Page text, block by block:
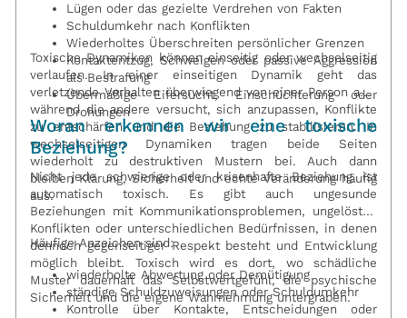
Lügen oder das gezielte Verdrehen von Fakten
Schuldumkehr nach Konflikten
Wiederholtes Überschreiten persönlicher Grenzen
Kontaktentzug, Schweigen oder passive Aggression
als Bestrafung
Übermäßige Eifersucht, Einschüchterung oder
Drohungen
Toxische Dynamiken können einseitig oder wechselseitig
verlaufen. In einer einseitigen Dynamik geht das
verletzende Verhalten überwiegend von einer Person aus,
während die andere versucht, sich anzupassen, Konflikte
zu entschärfen und die Beziehung zu stabilisieren. In
wechselseitigen Dynamiken tragen beide Seiten
wiederholt zu destruktiven Mustern bei. Auch dann
bleiben Klärung, Sicherheit und echte Veränderung häufig
aus.
Woran erkennen wir eine toxische
Beziehung?
Nicht jede schwierige oder krisenhafte Beziehung ist
automatisch toxisch. Es gibt auch ungesunde
Beziehungen mit Kommunikationsproblemen, ungelösten
Konflikten oder unterschiedlichen Bedürfnissen, in denen
dennoch gegenseitiger Respekt besteht und Entwicklung
möglich bleibt. Toxisch wird es dort, wo schädliche
Muster dauerhaft das Selbstwertgefühl, die psychische
Sicherheit und die eigene Wahrnehmung untergraben.
Häufige Anzeichen sind:
wiederholte Abwertung oder Demütigung
ständige Schuldzuweisungen oder Schuldumkehr
Kontrolle über Kontakte, Entscheidungen oder